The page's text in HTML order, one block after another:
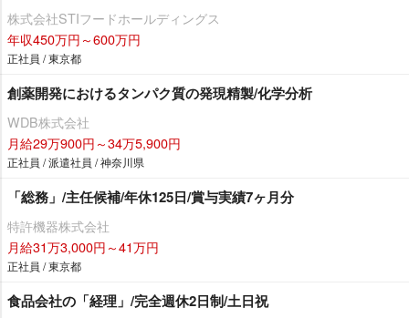
株式会社STIフードホールディングス
年収450万円～600万円
正社員 / 東京都
創薬開発におけるタンパク質の発現精製/化学分析
WDB株式会社
月給29万900円～34万5,900円
正社員 / 派遣社員 / 神奈川県
「総務」/主任候補/年休125日/賞与実績7ヶ月分
特許機器株式会社
月給31万3,000円～41万円
正社員 / 東京都
食品会社の「経理」/完全週休2日制/土日祝